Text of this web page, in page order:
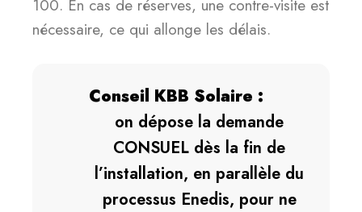
100. En cas de réserves, une contre-visite est
nécessaire, ce qui allonge les délais.
Conseil KBB Solaire :
on dépose la demande
CONSUEL dès la fin de
l’installation, en parallèle du
processus Enedis, pour ne